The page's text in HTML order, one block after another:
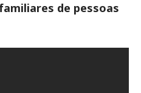
de pessoas